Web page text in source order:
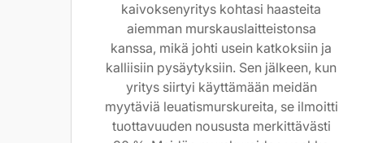
kaivoksenyritys kohtasi haasteita
aiemman murskauslaitteistonsa
kanssa, mikä johti usein katkoksiin ja
kalliisiin pysäytyksiin. Sen jälkeen, kun
yritys siirtyi käyttämään meidän
myytäviä leuatismurskureita, se ilmoitti
tuottavuuden noususta merkittävästi